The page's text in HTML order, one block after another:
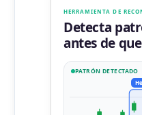
HERRAMIENTA DE
Detecta
antes de
PATRÓN DETECTADO